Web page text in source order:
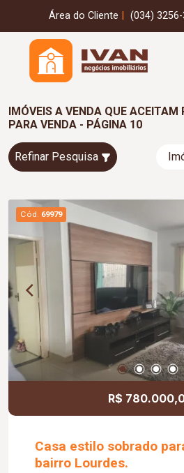
Área do Cliente (034)
IMÓVEIS A VENDA QUE
PARA VENDA - PÁGINA 10
Refinar Pesquisa
Cód. 69979
R$
Casa estilo sobrado
bairro Lourdes.